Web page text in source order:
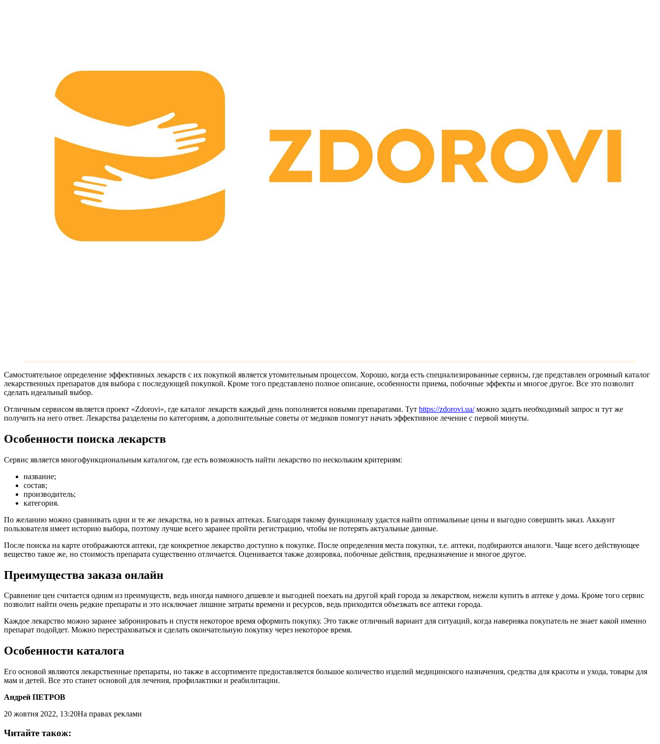
Самостоятельное определение эффективных лекарств с их покупкой является утомительным процессом. Хорошо, когда есть специализированные сервисы, где представлен огромный каталог
лекарственных препаратов для выбора с последующей покупкой. Кроме того представлено полное описание, особенности приема, побочные эффекты и многое другое. Все это позволит
сделать идеальный выбор.
Отличным сервисом является проект «Zdorovi», где каталог лекарств каждый день пополняется новыми препаратами. Тут https://zdorovi.ua/можно задать необходимый запрос и тут же
получить на него ответ. Лекарства разделены по категориям, а дополнительные советы от медиков помогут начать эффективное лечение с первой минуты.
Особенности поиска лекарств
Сервис является многофункциональным каталогом, где есть возможность найти лекарство по нескольким критериям:
название;
состав;
производитель;
категория.
По желанию можно сравнивать одни и те же лекарства, но в разных аптеках. Благодаря такому функционалу удастся найти оптимальные цены и выгодно совершить заказ. Аккаунт
пользователя имеет историю выбора, поэтому лучше всего заранее пройти регистрацию, чтобы не потерять актуальные данные.
После поиска на карте отображаются аптеки, где конкретное лекарство доступно к покупке. После определения места покупки, т.е. аптеки, подбираются аналоги. Чаще всего действующее
вещество такое же, но стоимость препарата существенно отличается. Оценивается также дозировка, побочные действия, предназначение и многое другое.
Преимущества заказа онлайн
Сравнение цен считается одним из преимуществ, ведь иногда намного дешевле и выгодней поехать на другой край города за лекарством, нежели купить в аптеке у дома. Кроме того сервис
позволит найти очень редкие препараты и это исключает лишние затраты времени и ресурсов, ведь приходится объезжать все аптеки города.
Каждое лекарство можно заранее забронировать и спустя некоторое время оформить покупку. Это также отличный вариант для ситуаций, когда наверняка покупатель не знает какой именно
препарат подойдет. Можно перестраховаться и сделать окончательную покупку через некоторое время.
Особенности каталога
Его основой являются лекарственные препараты, но также в ассортименте предоставляется большое количество изделий медицинского назначения, средства для красоты и ухода, товары для
мам и детей. Все это станет основой для лечения, профилактики и реабилитации.
Андрей ПЕТРОВ
20 жовтня 2022, 13:20На правах реклами
Читайте також: